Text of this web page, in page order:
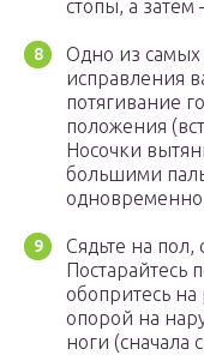
стопы, а
Одно из
исправления
потягивание
положения
Носочки
большими
Сядьте на пол,
Постарайтесь
обопритесь
опорой на
ноги (сначала